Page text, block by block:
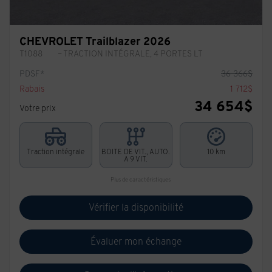
CHEVROLET Trailblazer 2026
T1088
– TRACTION INTÉGRALE, 4 PORTES LT
PDSF*
36 366$
Rabais
1 712$
Votre prix
34 654$
Traction intégrale
BOITE DE VIT., AUTO.
A 9 VIT.
10 km
Plus de caractéristiques
Vérifier la disponibilité
Évaluer mon échange